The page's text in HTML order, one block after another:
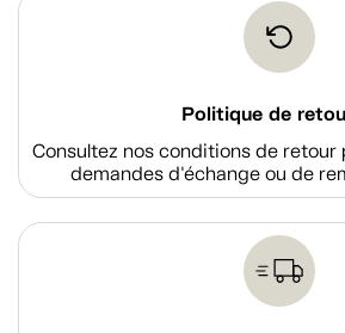
Politique de
Consultez nos conditions de
demandes d'échange ou de